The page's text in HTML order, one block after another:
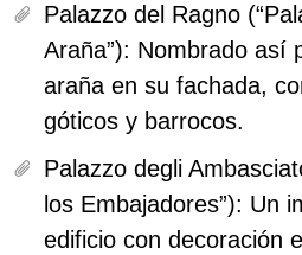
Palazzo del Ragno
Araña”): Nombrado así
araña en su fachada,
góticos y barrocos.
Palazzo degli
los Embajadores”): Un
edificio con decoración